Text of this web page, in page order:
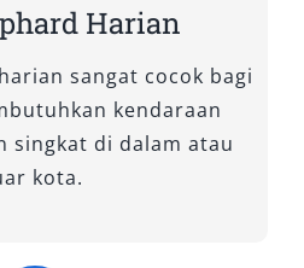
Alphard terbaru yang
mobilitas Anda, baik
VIP, maupun urusan
Layanan rental
berbagai varian
spesifikasi
Harian
sangat cocok bagi
kendaraan
singkat di dalam atau
kota.